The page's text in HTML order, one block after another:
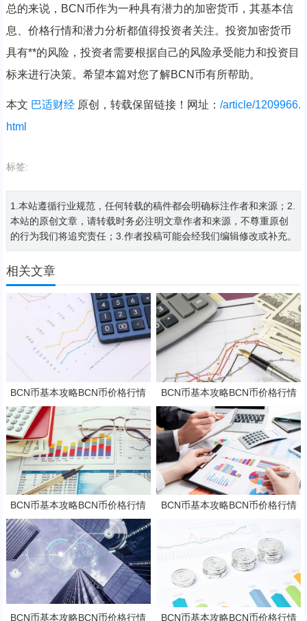
总的来说，BCN币作为一种具有潜力的加密货币，其基本信
息、价格行情和潜力分析都值得投资者关注。投资加密货币
具有**的风险，投资者需要根据自己的风险承受能力和投资目
标来进行决策。希望本篇对您了解BCN币有所帮助。
本文 巴适财经原创，转载保留链接！网址： /article/1209966.
html
标签:
1.本站遵循行业规范，任何转载的稿件都会明确标注作者和来源；2.
本站的原创文章，请转载时务必注明文章作者和来源，不尊重原创
的行为我们将追究责任；3.作者投稿可能会经我们编辑修改或补充。
相关文章
BCN币基本攻略BCN币价格行情
及潜力分析
BCN币基本攻略BCN币价格行情
及潜力分析
BCN币基本攻略BCN币价格行情
及潜力分析
BCN币基本攻略BCN币价格行情
BCN币基本攻略BCN币价格行情 BCN币基本攻略BCN币价格行情